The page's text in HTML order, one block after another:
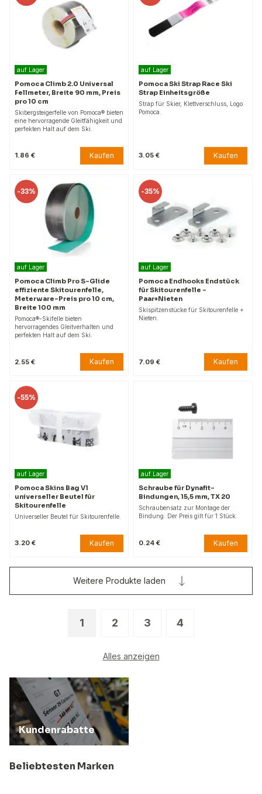
auf Lager
Pomoca Climb 2.0 Universal
Fellmeter, Breite 90 mm, Preis
pro 10 cm
Skibergsteigerfelle von Pomoca® bieten
eine hervorragende Gleitfähigkeit und
perfekten Halt auf dem Ski.
1.86 € Kaufen
auf Lager
Pomoca Ski Strap Race Ski
Strap Einheitsgröße
Strap für Skier, Klettverschluss, Logo
Pomoca.
3.05 € Kaufen
-33%
auf Lager
Pomoca Climb Pro S-Glide
effiziente Skitourenfelle,
Meterware-Preis pro 10 cm,
Breite 100 mm
Pomoca®-Skifelle bieten
hervorragendes Gleitverhalten und
perfekten Halt auf dem Ski.
2.55 € Kaufen
-35%
auf Lager
Pomoca Endhooks Endstück
für Skitourenfelle -
Paar+Nieten
Skispitzenstücke für Skitourenfelle +
Nieten.
7.09 € Kaufen
-55%
auf Lager
Pomoca Skins Bag V1
universeller Beutel für
Skitourenfelle
Universeller Beutel für Skitourenfelle.
3.20 € Kaufen
auf Lager
Schraube für Dynafit-
Bindungen, 15,5 mm, TX 20
Schraubensatz zur Montage der
Bindung. Der Preis gilt für 1 Stück.
0.24 € Kaufen
1 2 3 4
Alles anzeigen
Weitere Produkte laden
Kundenrabatte
Beliebtesten Marken